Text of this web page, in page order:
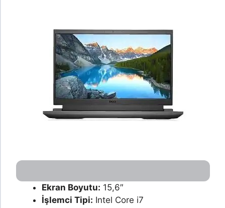
Ekran Boyutu: 15,6″
İşlemci Tipi: Intel Core i7